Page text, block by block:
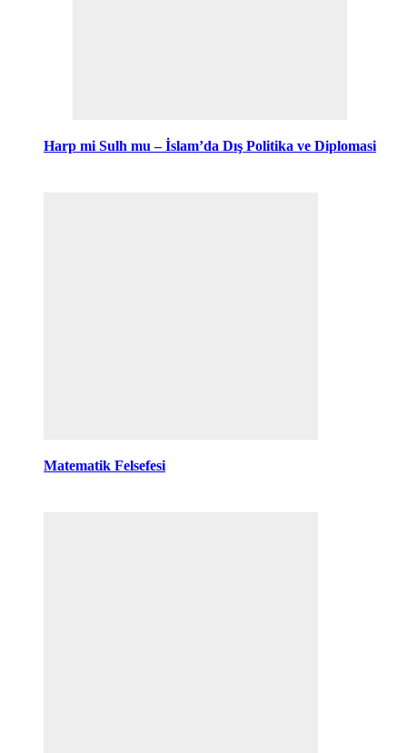
Harp mi Sulh mu – İslam’da Dış Politika ve Diplomasi
Matematik Felsefesi